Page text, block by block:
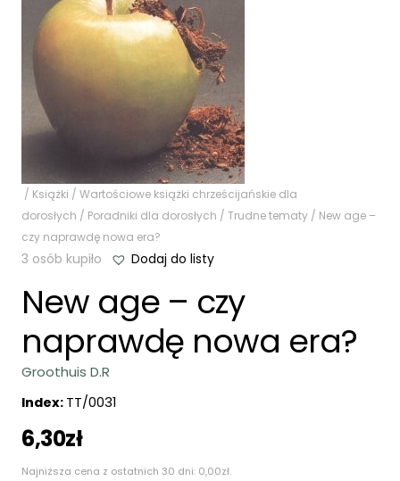
/ Książki / Wartościowe książki chrześcijańskie dla
dorosłych / Poradniki dla dorosłych / Trudne tematy / New age –
czy naprawdę nowa era?
3 osób kupiło Dodaj do listy
New age – czy
naprawdę nowa era?
Groothuis D.R
Index: TT/0031
6,30zł
Najniższa cena z ostatnich 30 dni: 0,00zł.